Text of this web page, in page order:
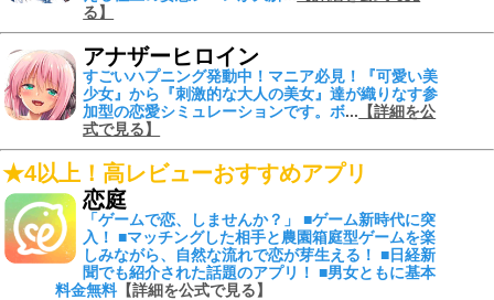
る】
アナザーヒロイン
すごいハプニング発動中！ マニア必見！『可愛い美
少女』から『刺激的な大人の美女』達が織りなす参
加型の恋愛シミュレーションです。ボ... 【詳細を公
式で見る】
★4以上！高レビューおすすめアプリ
恋庭
「ゲームで恋、しませんか？」 ■ゲーム新時代に突
入！ ■マッチングした相手と農園箱庭型ゲームを楽
しみながら、自然な流れで恋が芽生える！ ■日経新
聞でも紹介された話題のアプリ！ ■男女ともに基本
料金無料【詳細を公式で見る】